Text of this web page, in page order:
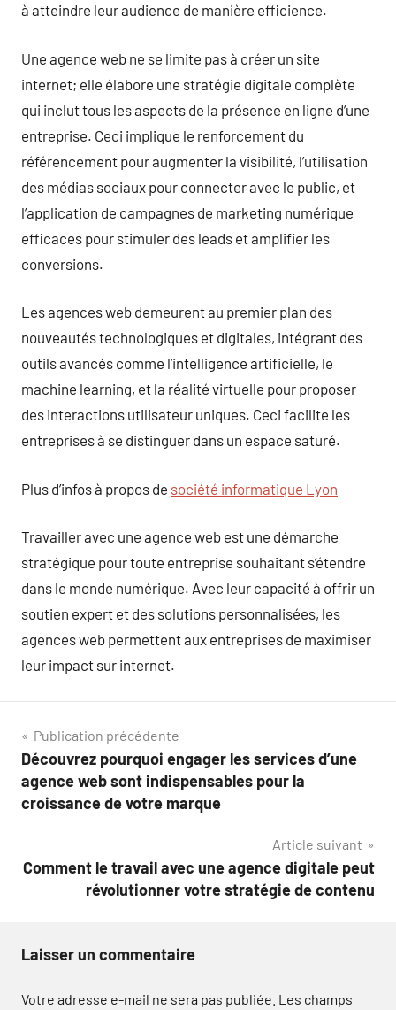
à atteindre leur audience de manière efficience.
Une agence web ne se limite pas à créer un site
internet; elle élabore une stratégie digitale complète
qui inclut tous les aspects de la présence en ligne d’une
entreprise. Ceci implique le renforcement du
référencement pour augmenter la visibilité, l’utilisation
des médias sociaux pour connecter avec le public, et
l’application de campagnes de marketing numérique
efficaces pour stimuler des leads et amplifier les
conversions.
Les agences web demeurent au premier plan des
nouveautés technologiques et digitales, intégrant des
outils avancés comme l’intelligence artificielle, le
machine learning, et la réalité virtuelle pour proposer
des interactions utilisateur uniques. Ceci facilite les
entreprises à se distinguer dans un espace saturé.
Plus d’infos à propos de société informatique Lyon
Travailler avec une agence web est une démarche
stratégique pour toute entreprise souhaitant s’étendre
dans le monde numérique. Avec leur capacité à offrir un
soutien expert et des solutions personnalisées, les
agences web permettent aux entreprises de maximiser
leur impact sur internet.
Navigation
de
l’article
Publication précédente
Découvrez pourquoi engager les services d’une
agence web sont indispensables pour la
croissance de votre marque
Article suivant
Comment le travail avec une agence digitale peut
révolutionner votre stratégie de contenu
Laisser un commentaire
Votre adresse e-mail ne sera pas publiée. Les champs